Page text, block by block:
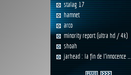
stalag 17
hamnet
arco
minority report (ultra hd / 4k)
shoah
jarhead : la fin de l'innocence ...